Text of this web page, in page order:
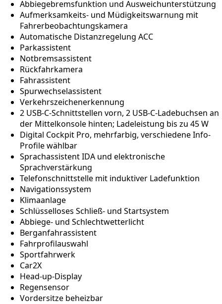
Abbiegebremsfunktion und Ausweichunterstützung
Aufmerksamkeits- und Müdigkeitswarnung mit
Fahrerbeobachtungskamera
Automatische Distanzregelung ACC
Parkassistent
Notbremsassistent
Rückfahrkamera
Fahrassistent
Spurwechselassistent
Verkehrszeichenerkennung
2 USB-C-Schnittstellen vorn, 2 USB-C-Ladebuchsen an
der Mittelkonsole hinten; Ladeleistung bis zu 45 W
Digital Cockpit Pro, mehrfarbig, verschiedene Info-
Profile wählbar
Sprachassistent IDA und elektronische
Sprachverstärkung
Telefonschnittstelle mit induktiver Ladefunktion
Navigationssystem
Klimaanlage
Schlüsselloses Schließ- und Startsystem
Abbiege- und Schlechtwetterlicht
Berganfahrassistent
Fahrprofilauswahl
Sportfahrwerk
Car2X
Head-up-Display
Regensensor
Vordersitze beheizbar